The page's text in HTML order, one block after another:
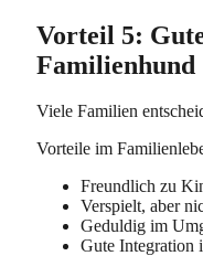
Vorteil 5:
Familienhund
Viele Familien
Vorteile im
Freundlich zu
Verspielt, aber
Geduldig im
Gute Integration